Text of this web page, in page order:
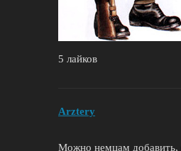
5 лайков
Arztery
Можно немцам добавить,